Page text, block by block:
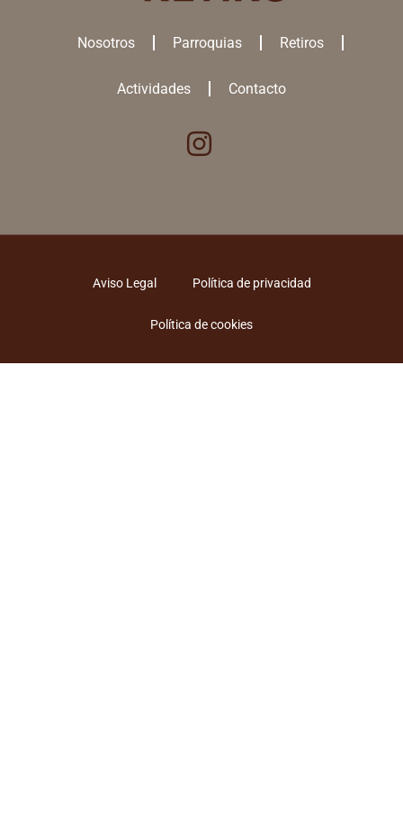
Nosotros Parroquias Retiros
Actividades Contacto
Aviso Legal Política de privacidad
Política de cookies